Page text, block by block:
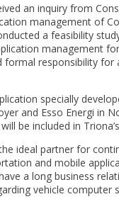
an inquiry from
management of
a feasibility
management
formal responsibility
specially
and Esso Energi in
be included in
ideal partner for
and mobile
a long business
vehicle computer